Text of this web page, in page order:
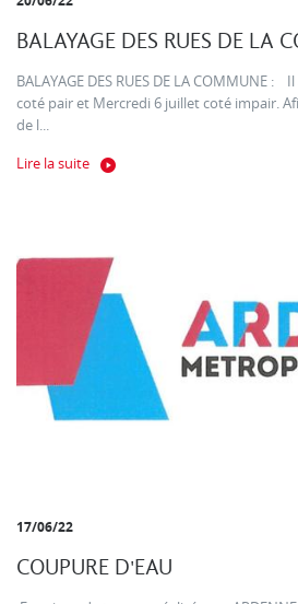
BALAYAGE DES RUES DE LA
BALAYAGE DES RUES DE LA COMMUNE
coté pair et Mercredi 6 juillet coté impair.
de l...
Lire la suite
17/06/22
COUPURE D'EAU